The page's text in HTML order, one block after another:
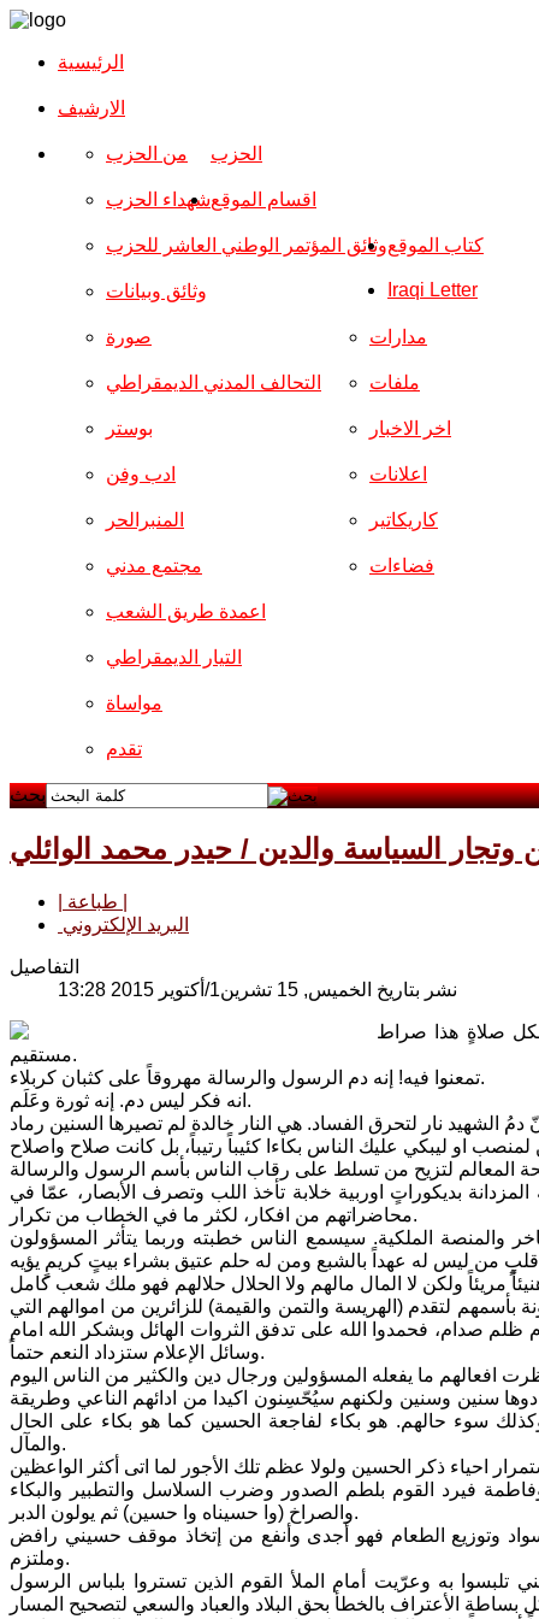
الرئيسية
الارشیف
الحزب من الحزب
شهداء الحزب
وثائق المؤتمر الوطني العاشر للحزب
وثائق وبيانات
اقسام الموقع
صورة
التحالف المدني الديمقراطي
بوستر
ادب وفن
المنبرالحر
مجتمع مدني
مدارات
ملفات
اخر الاخبار
اعلانات
كاريكاتير
فضاءات
اعمدة طريق الشعب
التيار الديمقراطي
مواساة
تقدم
كتاب الموقع
Iraqi Letter
بحث
وتجار السياسة والدين / حيدر محمد الوائلي
البريد الإلكتروني
التفاصيل
نشر بتاريخ الخميس, 15 تشرين1/أكتوير 2015 13:28
بكل صلاةٍ هذا صراط
مستقيم.
تمعنوا فيه! إنه دم الرسول والرسالة مهروقاً على كثبان كربلاء.
انه فكر ليس دم. إنه ثورة وعَلَم.
بديكوراتٍ اوربية خلابة تأخذ اللب وتصرف الأبصار، عمّا في
محاضراتهم من افكار، لكثر ما في الخطاب من تكرار.
والمنصة الملكية. سيسمع الناس خطبته وربما يتأثر المسؤولون
لتقدم (الهريسة والتمن والقيمة) للزائرين من اموالهم التي
صدام، فحمدوا الله على تدفق الثروات الهائل وبشكر الله امام
وسائل الإعلام ستزداد النعم حتماً.
سنين وسنين ولكنهم سيُحّسِنون اكيدا من ادائهم الناعي وطريقة
سوء حالهم. هو بكاء لفاجعة الحسين كما هو بكاء على الحال
والمآل.
فيرد القوم بلطم الصدور وضرب السلاسل والتطبير والبكاء
والصراخ (وا حسيناه وا حسين) ثم يولون الدبر.
وتوزيع الطعام فهو أجدى وأنفع من إتخاذ موقف حسيني رافض
وملتزم.
به وعرّيت أمام الملأ القوم الذين تستروا بلباس الرسول